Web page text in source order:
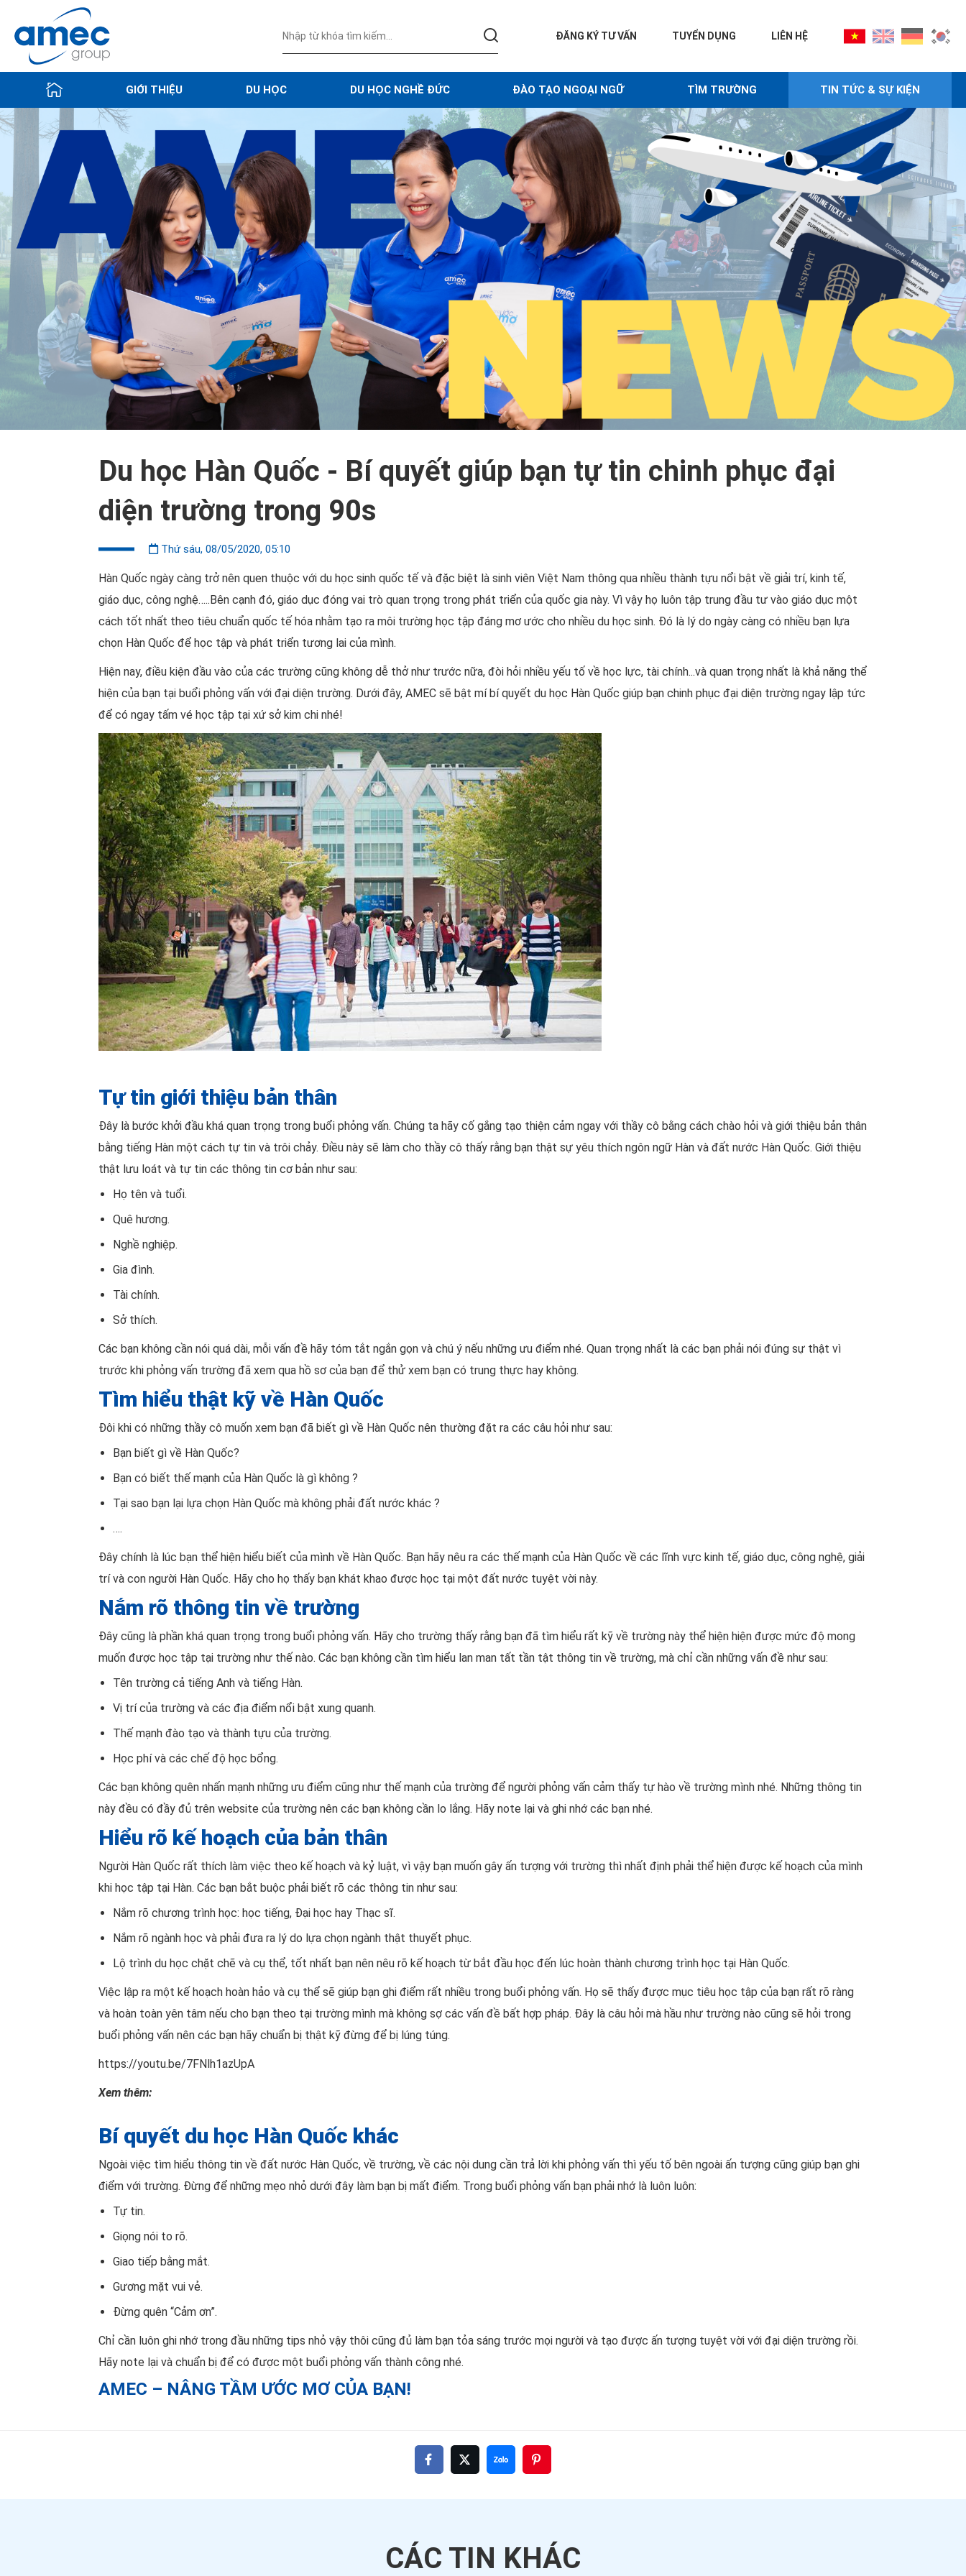
ĐĂNG KÝ TƯ VẤN TUYỂN DỤNG LIÊN HỆ
GIỚI THIỆU DU HỌC DU HỌC NGHỀ ĐỨC ĐÀO TẠO NGOẠI NGỮ TÌM TRƯỜNG TIN TỨC & SỰ KIỆN
Du học Hàn Quốc - Bí quyết giúp bạn tự tin chinh phục đại
diện trường trong 90s
Thứ sáu, 08/05/2020, 05:10
Hàn Quốc ngày càng trở nên quen thuộc với du học sinh quốc tế và đặc biệt là sinh viên Việt Nam thông qua nhiều thành tựu nổi bật về giải trí, kinh tế,
giáo dục, công nghệ…..Bên cạnh đó, giáo dục đóng vai trò quan trọng trong phát triển của quốc gia này. Vì vậy họ luôn tập trung đầu tư vào giáo dục một
cách tốt nhất theo tiêu chuẩn quốc tế hóa nhằm tạo ra môi trường học tập đáng mơ ước cho nhiều du học sinh. Đó là lý do ngày càng có nhiều bạn lựa
chọn Hàn Quốc để học tập và phát triển tương lai của mình.
Hiện nay, điều kiện đầu vào của các trường cũng không dễ thở như trước nữa, đòi hỏi nhiều yếu tố về học lực, tài chính...và quan trọng nhất là khả năng thể
hiện của bạn tại buổi phỏng vấn với đại diện trường. Dưới đây, AMEC sẽ bật mí bí quyết du học Hàn Quốc giúp bạn chinh phục đại diện trường ngay lập tức
để có ngay tấm vé học tập tại xứ sở kim chi nhé!
Tự tin giới thiệu bản thân
Đây là bước khởi đầu khá quan trọng trong buổi phỏng vấn. Chúng ta hãy cố gắng tạo thiện cảm ngay với thầy cô bằng cách chào hỏi và giới thiệu bản thân
bằng tiếng Hàn một cách tự tin và trôi chảy. Điều này sẽ làm cho thầy cô thấy rằng bạn thật sự yêu thích ngôn ngữ Hàn và đất nước Hàn Quốc. Giới thiệu
thật lưu loát và tự tin các thông tin cơ bản như sau:
Họ tên và tuổi.
Quê hương.
Nghề nghiệp.
Gia đình.
Tài chính.
Sở thích.
Các bạn không cần nói quá dài, mỗi vấn đề hãy tóm tắt ngắn gọn và chú ý nếu những ưu điểm nhé. Quan trọng nhất là các bạn phải nói đúng sự thật vì
trước khi phỏng vấn trường đã xem qua hồ sơ của bạn để thử xem bạn có trung thực hay không.
Tìm hiểu thật kỹ về Hàn Quốc
Đôi khi có những thầy cô muốn xem bạn đã biết gì về Hàn Quốc nên thường đặt ra các câu hỏi như sau:
Bạn biết gì về Hàn Quốc?
Bạn có biết thế mạnh của Hàn Quốc là gì không ?
Tại sao bạn lại lựa chọn Hàn Quốc mà không phải đất nước khác ?
….
Đây chính là lúc bạn thể hiện hiểu biết của mình về Hàn Quốc. Bạn hãy nêu ra các thế mạnh của Hàn Quốc về các lĩnh vực kinh tế, giáo dục, công nghệ, giải
trí và con người Hàn Quốc. Hãy cho họ thấy bạn khát khao được học tại một đất nước tuyệt vời này.
Nắm rõ thông tin về trường
Đây cũng là phần khá quan trọng trong buổi phỏng vấn. Hãy cho trường thấy rằng bạn đã tìm hiểu rất kỹ về trường này thể hiện hiện được mức độ mong
muốn được học tập tại trường như thế nào. Các bạn không cần tìm hiểu lan man tất tần tật thông tin về trường, mà chỉ cần những vấn đề như sau:
Tên trường cả tiếng Anh và tiếng Hàn.
Vị trí của trường và các địa điểm nổi bật xung quanh.
Thế mạnh đào tạo và thành tựu của trường.
Học phí và các chế độ học bổng.
Các bạn không quên nhấn mạnh những ưu điểm cũng như thế mạnh của trường để người phỏng vấn cảm thấy tự hào về trường mình nhé. Những thông tin
này đều có đầy đủ trên website của trường nên các bạn không cần lo lắng. Hãy note lại và ghi nhớ các bạn nhé.
Hiểu rõ kế hoạch của bản thân
Người Hàn Quốc rất thích làm việc theo kế hoạch và kỷ luật, vì vậy bạn muốn gây ấn tượng với trường thì nhất định phải thể hiện được kế hoạch của mình
khi học tập tại Hàn. Các bạn bắt buộc phải biết rõ các thông tin như sau:
Nắm rõ chương trình học: học tiếng, Đại học hay Thạc sĩ.
Nắm rõ ngành học và phải đưa ra lý do lựa chọn ngành thật thuyết phục.
Lộ trình du học chặt chẽ và cụ thể, tốt nhất bạn nên nêu rõ kế hoạch từ bắt đầu học đến lúc hoàn thành chương trình học tại Hàn Quốc.
Việc lập ra một kế hoạch hoàn hảo và cụ thể sẽ giúp bạn ghi điểm rất nhiều trong buổi phỏng vấn. Họ sẽ thấy được mục tiêu học tập của bạn rất rõ ràng
và hoàn toàn yên tâm nếu cho bạn theo tại trường mình mà không sợ các vấn đề bất hợp pháp. Đây là câu hỏi mà hầu như trường nào cũng sẽ hỏi trong
buổi phỏng vấn nên các bạn hãy chuẩn bị thật kỹ đừng để bị lúng túng.
https://youtu.be/7FNlh1azUpA
Xem thêm:
Bí quyết du học Hàn Quốc khác
Ngoài việc tìm hiểu thông tin về đất nước Hàn Quốc, về trường, về các nội dung cần trả lời khi phỏng vấn thì yếu tố bên ngoài ấn tượng cũng giúp bạn ghi
điểm với trường. Đừng để những mẹo nhỏ dưới đây làm bạn bị mất điểm. Trong buổi phỏng vấn bạn phải nhớ là luôn luôn:
Tự tin.
Giọng nói to rõ.
Giao tiếp bằng mắt.
Gương mặt vui vẻ.
Đừng quên “Cảm ơn”.
Chỉ cần luôn ghi nhớ trong đầu những tips nhỏ vậy thôi cũng đủ làm bạn tỏa sáng trước mọi người và tạo được ấn tượng tuyệt vời với đại diện trường rồi.
Hãy note lại và chuẩn bị để có được một buổi phỏng vấn thành công nhé.
AMEC – NÂNG TẦM ƯỚC MƠ CỦA BẠN!
CÁC TIN KHÁC